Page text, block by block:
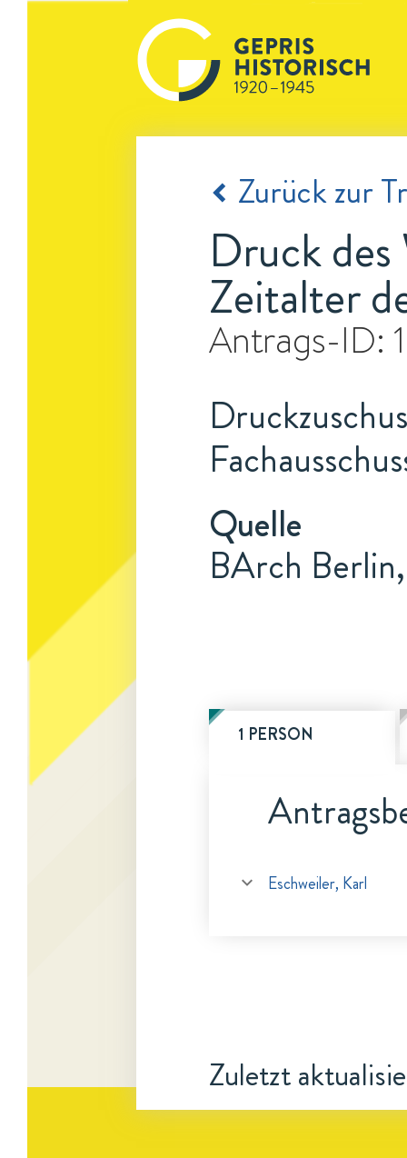
Zurück zur
Druck
Zeitalter
Antrags-ID:
Quelle
BArch
1 PERSON
Eschweiler, Karl
Zuletzt